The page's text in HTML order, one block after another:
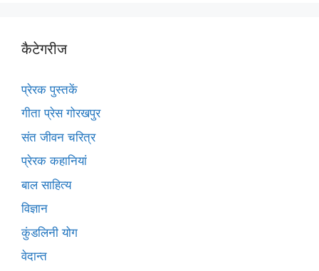
कैटेगरीज
प्रेरक पुस्तकें
गीता प्रेस गोरखपुर
संत जीवन चरित्र
प्रेरक कहानियां
बाल साहित्य
विज्ञान
कुंडलिनी योग
वेदान्त